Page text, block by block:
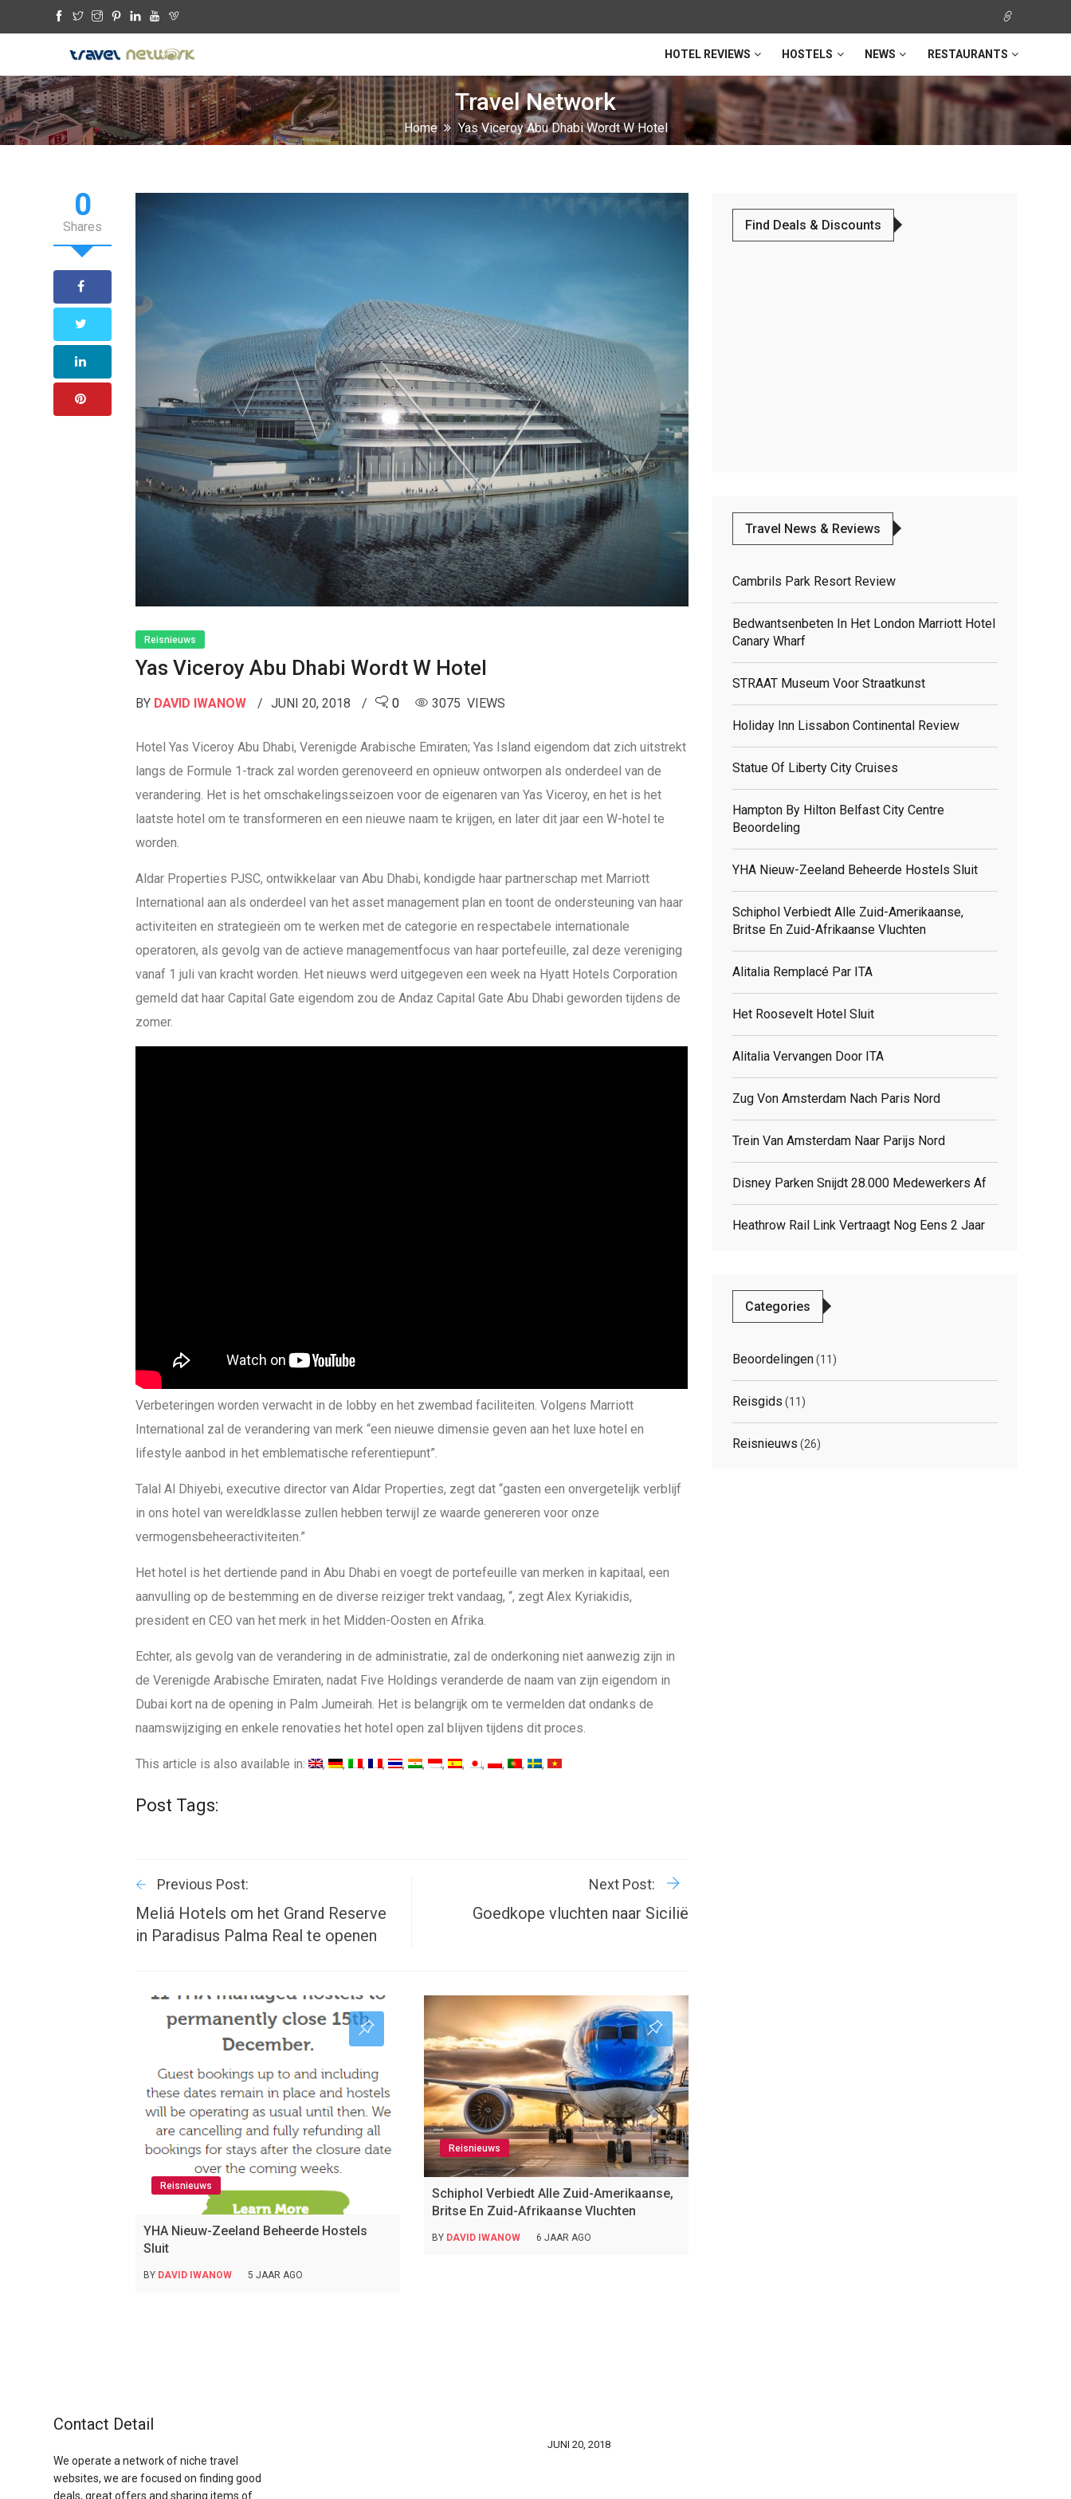
HOTEL REVIEWS HOSTELS NEWS RESTAURANTS
Travel Network
Home Yas Viceroy Abu Dhabi Wordt W Hotel
0
Shares
Reisnieuws
Yas Viceroy Abu Dhabi Wordt W Hotel
BY DAVID IWANOW JUNI 20, 2018 0 3075 VIEWS
Hotel Yas Viceroy Abu Dhabi, Verenigde Arabische Emiraten; Yas Island eigendom dat zich uitstrekt
langs de Formule 1-track zal worden gerenoveerd en opnieuw ontworpen als onderdeel van de
verandering. Het is het omschakelingsseizoen voor de eigenaren van Yas Viceroy, en het is het
laatste hotel om te transformeren en een nieuwe naam te krijgen, en later dit jaar een W-hotel te
worden.
Aldar Properties PJSC, ontwikkelaar van Abu Dhabi, kondigde haar partnerschap met Marriott
International aan als onderdeel van het asset management plan en toont de ondersteuning van haar
activiteiten en strategieën om te werken met de categorie en respectabele internationale
operatoren, als gevolg van de actieve managementfocus van haar portefeuille, zal deze vereniging
vanaf 1 juli van kracht worden. Het nieuws werd uitgegeven een week na Hyatt Hotels Corporation
gemeld dat haar Capital Gate eigendom zou de Andaz Capital Gate Abu Dhabi geworden tijdens de
zomer.
Verbeteringen worden verwacht in de lobby en het zwembad faciliteiten. Volgens Marriott
International zal de verandering van merk “een nieuwe dimensie geven aan het luxe hotel en
lifestyle aanbod in het emblematische referentiepunt”.
Talal Al Dhiyebi, executive director van Aldar Properties, zegt dat “gasten een onvergetelijk verblijf
in ons hotel van wereldklasse zullen hebben terwijl ze waarde genereren voor onze
vermogensbeheeractiviteiten.”
Het hotel is het dertiende pand in Abu Dhabi en voegt de portefeuille van merken in kapitaal, een
aanvulling op de bestemming en de diverse reiziger trekt vandaag, “, zegt Alex Kyriakidis,
president en CEO van het merk in het Midden-Oosten en Afrika.
Echter, als gevolg van de verandering in de administratie, zal de onderkoning niet aanwezig zijn in
de Verenigde Arabische Emiraten, nadat Five Holdings veranderde de naam van zijn eigendom in
Dubai kort na de opening in Palm Jumeirah. Het is belangrijk om te vermelden dat ondanks de
naamswijziging en enkele renovaties het hotel open zal blijven tijdens dit proces.
This article is also available in:
Post Tags:
Previous Post:
Meliá Hotels om het Grand Reserve
in Paradisus Palma Real te openen
Next Post:
Goedkope vluchten naar Sicilië
Reisnieuws
YHA Nieuw-Zeeland Beheerde Hostels
Sluit
BY DAVID IWANOW 5 JAAR AGO
Reisnieuws
Schiphol Verbiedt Alle Zuid-Amerikaanse,
Britse En Zuid-Afrikaanse Vluchten
BY DAVID IWANOW 6 JAAR AGO
Find Deals & Discounts
Travel News & Reviews
Cambrils Park Resort Review
Bedwantsenbeten In Het London Marriott Hotel
Canary Wharf
STRAAT Museum Voor Straatkunst
Holiday Inn Lissabon Continental Review
Statue Of Liberty City Cruises
Hampton By Hilton Belfast City Centre
Beoordeling
YHA Nieuw-Zeeland Beheerde Hostels Sluit
Schiphol Verbiedt Alle Zuid-Amerikaanse,
Britse En Zuid-Afrikaanse Vluchten
Alitalia Remplacé Par ITA
Het Roosevelt Hotel Sluit
Alitalia Vervangen Door ITA
Zug Von Amsterdam Nach Paris Nord
Trein Van Amsterdam Naar Parijs Nord
Disney Parken Snijdt 28.000 Medewerkers Af
Heathrow Rail Link Vertraagt Nog Eens 2 Jaar
Categories
Beoordelingen(11)
Reisgids (11)
Reisnieuws (26)
Contact Detail
We operate a network of niche travel
websites, we are focused on finding good
deals, great offers and sharing items of
JUNI 20, 2018